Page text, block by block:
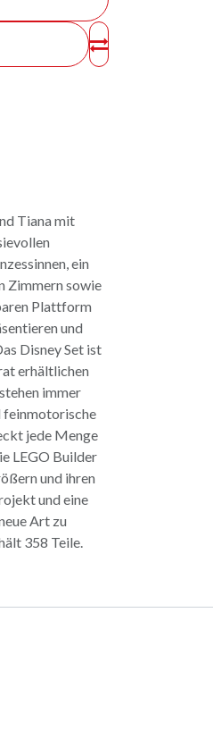
Tiana mit
ein
Zimmern sowie
Plattform
und
Disney Set ist
erhältlichen
immer
feinmotorische
jede Menge
LEGO Builder
und ihren
und eine
Art zu
358 Teile.